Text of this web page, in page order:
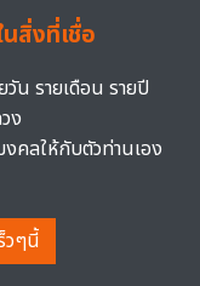
สิ่งที่เชื่อ
น รายเดือน รายปี
ง
คลให้กับตัวท่านเอง
วๆนี้